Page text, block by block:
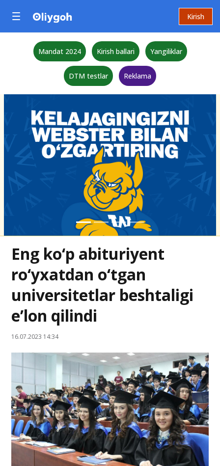
Kirish
Mandat 2024 Kirish ballari Yangiliklar
DTM testlar Reklama
Eng ko‘p abituriyent
ro‘yxatdan o‘tgan
universitetlar beshtaligi
e’lon qilindi
16.07.2023 14:34